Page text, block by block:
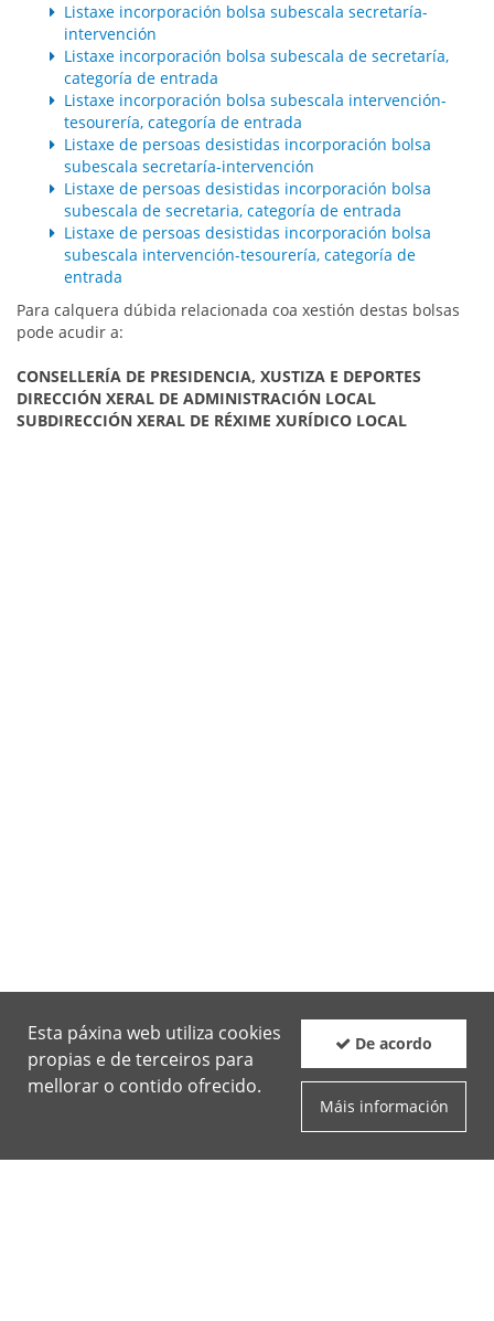
Esta páxina web utiliza cookies
propias e de terceiros para
mellorar o contido ofrecido.
De acordo
Máis información
Listaxe incorporación bolsa subescala secretaría-
intervención
Listaxe incorporación bolsa subescala de secretaría,
categoría de entrada
Listaxe incorporación bolsa subescala intervención-
tesourería, categoría de entrada
Listaxe de persoas desistidas incorporación bolsa
subescala secretaría-intervención
Listaxe de persoas desistidas incorporación bolsa
subescala de secretaria, categoría de entrada
Listaxe de persoas desistidas incorporación bolsa
subescala intervención-tesourería, categoría de
entrada
Para calquera dúbida relacionada coa xestión destas bolsas
pode acudir a:
CONSELLERÍA DE PRESIDENCIA, XUSTIZA E DEPORTES
DIRECCIÓN XERAL DE ADMINISTRACIÓN LOCAL
SUBDIRECCIÓN XERAL DE RÉXIME XURÍDICO LOCAL